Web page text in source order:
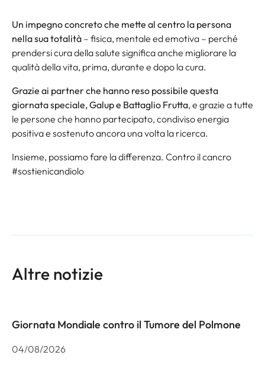
Un impegno concreto che mette al centro la persona
nella sua totalità – fisica, mentale ed emotiva – perché
prendersi cura della salute significa anche migliorare la
qualità della vita, prima, durante e dopo la cura.
Grazie ai partner che hanno reso possibile questa
giornata speciale, Galup e Battaglio Frutta, e grazie a tutte
le persone che hanno partecipato, condiviso energia
positiva e sostenuto ancora una volta la ricerca.
Insieme, possiamo fare la differenza. Contro il cancro
#sostienicandiolo
Altre notizie
Giornata Mondiale contro il Tumore del Polmone
04/08/2026